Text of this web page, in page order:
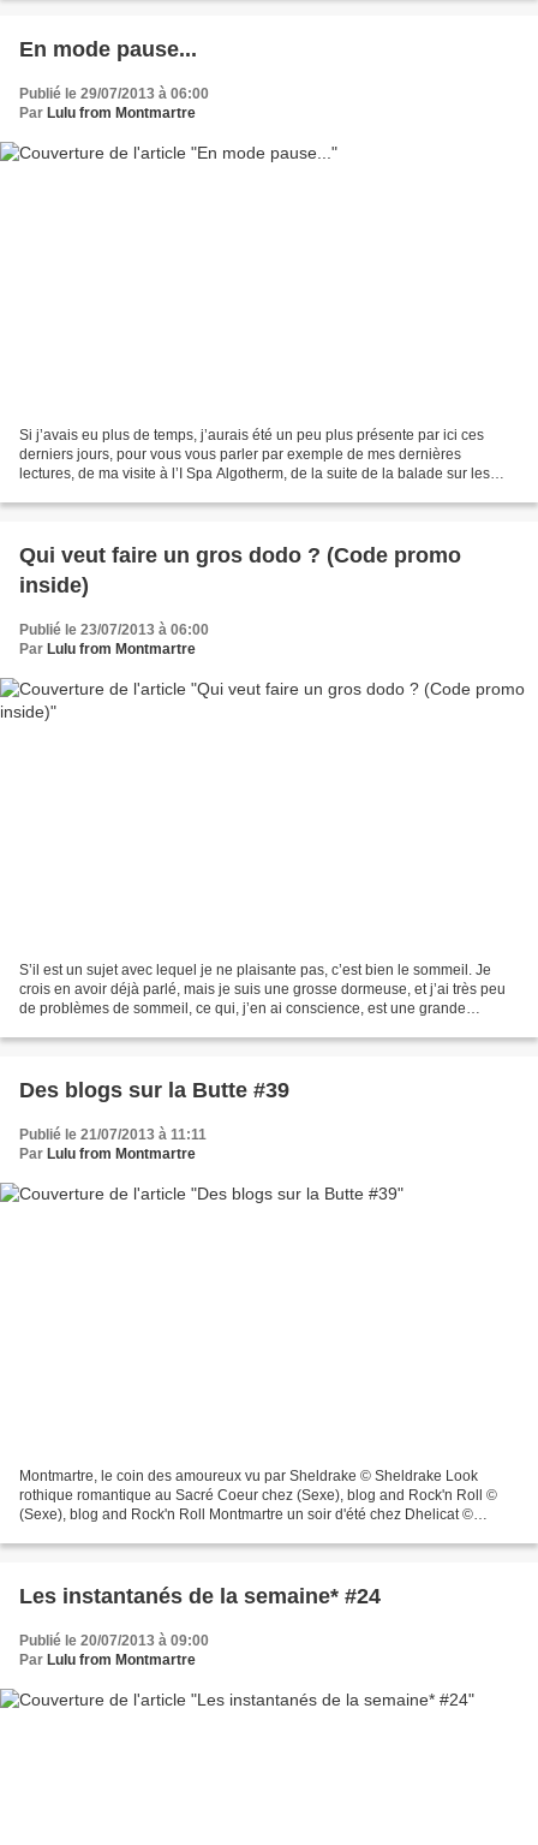
En mode pause...
Publié le 29/07/2013 à 06:00
Par Lulu from Montmartre
Si j’avais eu plus de temps, j’aurais été un peu plus présente par ici ces
derniers jours, pour vous vous parler par exemple de mes dernières
lectures, de ma visite à l’I Spa Algotherm, de la suite de la balade sur les
Qui veut faire un gros dodo ? (Code promo
inside)
Publié le 23/07/2013 à 06:00
Par Lulu from Montmartre
S’il est un sujet avec lequel je ne plaisante pas, c’est bien le sommeil. Je
crois en avoir déjà parlé, mais je suis une grosse dormeuse, et j’ai très peu
de problèmes de sommeil, ce qui, j’en ai conscience, est une grande
Des blogs sur la Butte #39
Publié le 21/07/2013 à 11:11
Par Lulu from Montmartre
Montmartre, le coin des amoureux vu par Sheldrake © Sheldrake Look
rothique romantique au Sacré Coeur chez (Sexe), blog and Rock'n Roll ©
(Sexe), blog and Rock'n Roll Montmartre un soir d'été chez Dhelicat ©
Les instantanés de la semaine* #24
Publié le 20/07/2013 à 09:00
Par Lulu from Montmartre